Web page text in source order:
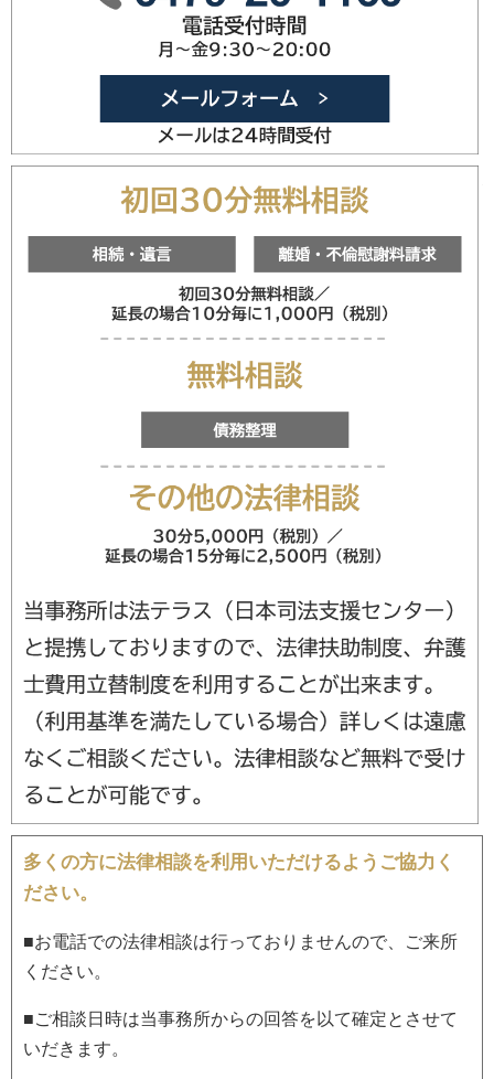
多くの方に法律相談を利用いただけるようご協力く
ださい。
■お電話での法律相談は行っておりませんので、ご来所
ください。
■ご相談日時は当事務所からの回答を以て確定とさせて
いだきます。